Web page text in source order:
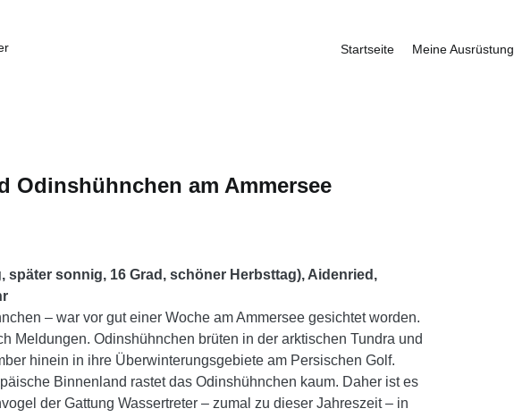
Startseite Meine Ausrüstung
Odinshühnchen am Ammersee
später sonnig, 16 Grad, schöner Herbsttag), Aidenried,
– war vor gut einer Woche am Ammersee gesichtet worden.
Meldungen. Odinshühnchen brüten in der arktischen Tundra und
hinein in ihre Überwinterungsgebiete am Persischen Golf.
Binnenland rastet das Odinshühnchen kaum. Daher ist es
der Gattung Wassertreter – zumal zu dieser Jahreszeit – in